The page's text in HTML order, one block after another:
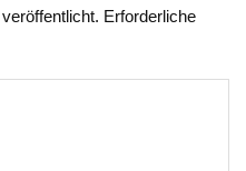
Erforderliche